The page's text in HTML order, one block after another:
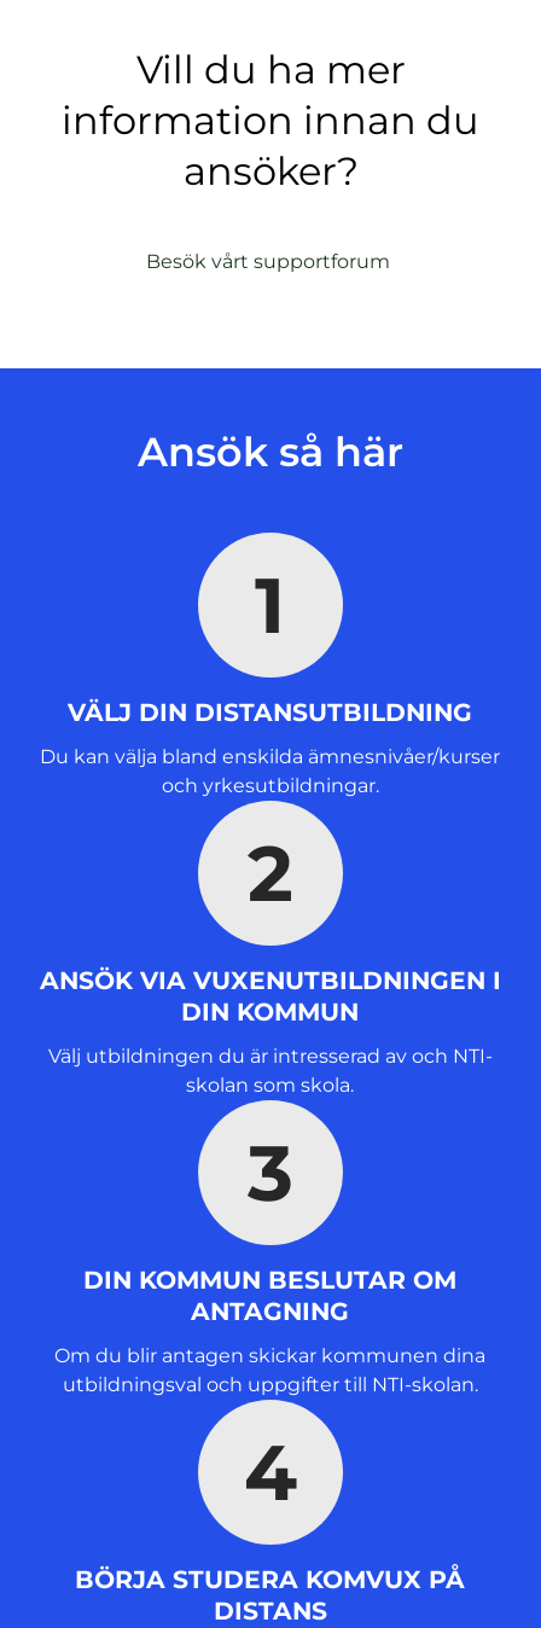
Vill du ha mer
information innan du
ansöker?
Besök vårt supportforum
i
t
e
Ansök så här
1
VÄLJ DIN DISTANSUTBILDNING
Du kan välja bland enskilda ämnesnivåer/kurser
och yrkesutbildningar.
2
ANSÖK VIA VUXENUTBILDNINGEN I
DIN KOMMUN
Välj utbildningen du är intresserad av och NTI-
skolan som skola.
3
DIN KOMMUN BESLUTAR OM
ANTAGNING
Om du blir antagen skickar kommunen dina
utbildningsval och uppgifter till NTI-skolan.
4
BÖRJA STUDERA KOMVUX PÅ
DISTANS